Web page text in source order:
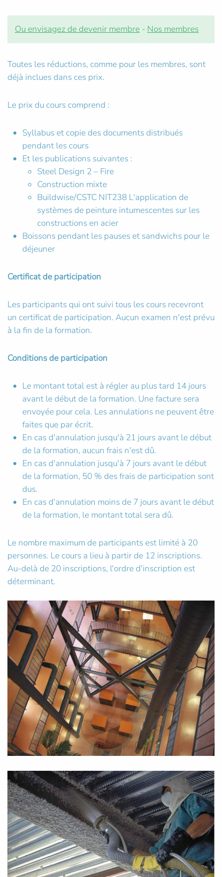
Ou envisagez de devenir membre - Nos membres
Toutes les réductions, comme pour les membres, sont
déjà inclues dans ces prix.
Le prix du cours comprend :
Syllabus et copie des documents distribués
pendant les cours
Et les publications suivantes :
Steel Design 2 – Fire
Construction mixte
Buildwise/CSTC NIT238 L'application de
systèmes de peinture intumescentes sur les
constructions en acier
Boissons pendant les pauses et sandwichs pour le
déjeuner
Certificat de participation
Les participants qui ont suivi tous les cours recevront
un certificat de participation. Aucun examen n'est prévu
à la fin de la formation.
Conditions de participation
Le montant total est à régler au plus tard 14 jours
avant le début de la formation. Une facture sera
envoyée pour cela. Les annulations ne peuvent être
faites que par écrit.
En cas d'annulation jusqu'à 21 jours avant le début
de la formation, aucun frais n'est dû.
En cas d'annulation jusqu'à 7 jours avant le début
de la formation, 50 % des frais de participation sont
dus.
En cas d'annulation moins de 7 jours avant le début
de la formation, le montant total sera dû.
Le nombre maximum de participants est limité à 20
personnes. Le cours a lieu à partir de 12 inscriptions.
Au-delà de 20 inscriptions, l'ordre d'inscription est
déterminant.